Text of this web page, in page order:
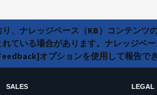
、ナレッジベース（KB）コンテン
ている場合があります。ナレッジベ
オプションを使用して報告でき
SALES
LEGAL